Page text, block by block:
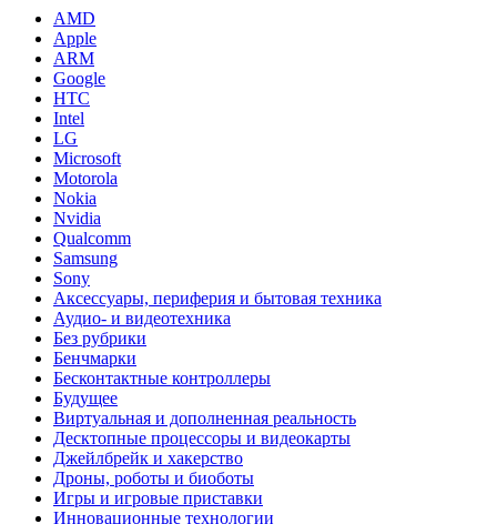
AMD
Apple
ARM
Google
HTC
Intel
LG
Microsoft
Motorola
Nokia
Nvidia
Qualcomm
Samsung
Sony
Аксессуары, периферия и бытовая техника
Аудио- и видеотехника
Без рубрики
Бенчмарки
Бесконтактные контроллеры
Будущее
Виртуальная и дополненная реальность
Десктопные процессоры и видеокарты
Джейлбрейк и хакерство
Дроны, роботы и биоботы
Игры и игровые приставки
Инновационные технологии